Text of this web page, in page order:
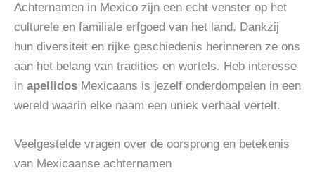
Achternamen in Mexico zijn een echt venster op het
culturele en familiale erfgoed van het land. Dankzij
hun diversiteit en rijke geschiedenis herinneren ze ons
aan het belang van tradities en wortels. Heb interesse
in apellidos Mexicaans is jezelf onderdompelen in een
wereld waarin elke naam een ​​uniek verhaal vertelt.
Veelgestelde vragen over de oorsprong en betekenis
van Mexicaanse achternamen